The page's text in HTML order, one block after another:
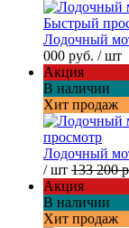
Быстрый
Лодочный
000 руб. / шт
Акция
В наличии
Хит продаж
просмотр
Лодочный
/ шт 133 200
Акция
В наличии
Хит продаж